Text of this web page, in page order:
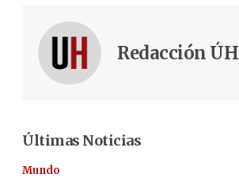
Redacción ÚH
Últimas Noticias
Mundo